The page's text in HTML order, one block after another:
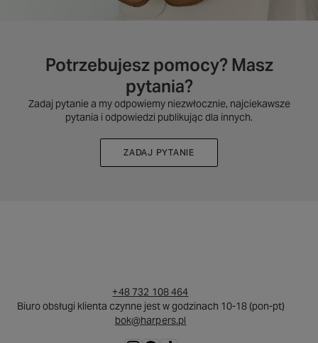
Potrzebujesz pomocy? Masz
pytania?
Zadaj pytanie a my odpowiemy niezwłocznie, najciekawsze
pytania i odpowiedzi publikując dla innych.
ZADAJ PYTANIE
+48 732 108 464
Biuro obsługi klienta czynne jest w godzinach 10-18 (pon-pt)
bok@harpers.pl